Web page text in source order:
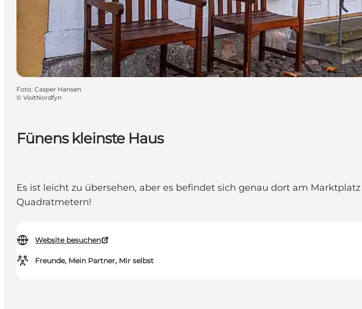
Fünens kleinste Haus
Es ist leicht zu übersehen, aber es befindet sich genau dort am
Quadratmetern!
Website besuchen
Freunde, Mein Partner, Mir selbst
Foto: Casper Hansen
© VisitNordfyn